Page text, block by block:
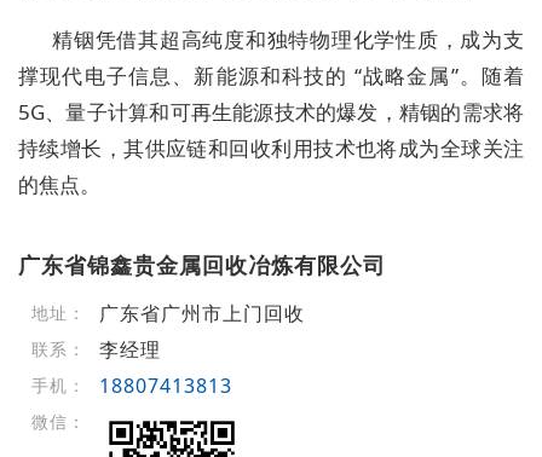
精铟凭借其超高纯度和独特物理化学性质，成为支
撑现代电子信息、新能源和科技的 “战略金属”。随着
5G、量子计算和可再生能源技术的爆发，精铟的需求将
持续增长，其供应链和回收利用技术也将成为全球关注
的焦点。
广东省锦鑫贵金属回收冶炼有限公司
地址： 广东省广州市上门回收
联系： 李经理
手机： 18807413813
微信：